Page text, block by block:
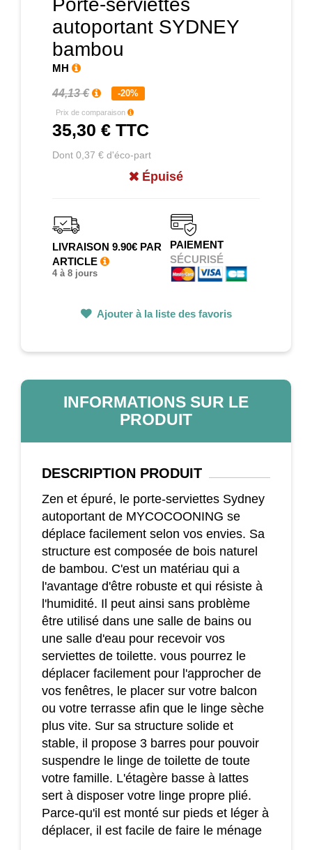
Porte-serviettes
autoportant SYDNEY
bambou
MH
44,13 € -20%
Prix de comparaison
35,30 € TTC
Dont 0,37 € d'éco-part
Épuisé
LIVRAISON 9.90€ PAR
ARTICLE
4 à 8 jours
PAIEMENT
SÉCURISÉ
Ajouter à la liste des favoris
INFORMATIONS SUR LE
PRODUIT
DESCRIPTION PRODUIT
Zen et épuré, le porte-serviettes Sydney
autoportant de MYCOCOONING se
déplace facilement selon vos envies. Sa
structure est composée de bois naturel
de bambou. C'est un matériau qui a
l'avantage d'être robuste et qui résiste à
l'humidité. Il peut ainsi sans problème
être utilisé dans une salle de bains ou
une salle d'eau pour recevoir vos
serviettes de toilette. vous pourrez le
déplacer facilement pour l'approcher de
vos fenêtres, le placer sur votre balcon
ou votre terrasse afin que le linge sèche
plus vite. Sur sa structure solide et
stable, il propose 3 barres pour pouvoir
suspendre le linge de toilette de toute
votre famille. L'étagère basse à lattes
sert à disposer votre linge propre plié.
Parce-qu'il est monté sur pieds et léger à
déplacer, il est facile de faire le ménage